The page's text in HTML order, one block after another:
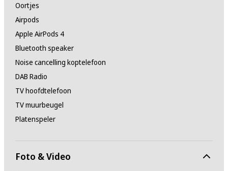
Oortjes
Airpods
Apple AirPods 4
Bluetooth speaker
Noise cancelling koptelefoon
DAB Radio
TV hoofdtelefoon
TV muurbeugel
Platenspeler
Foto & Video